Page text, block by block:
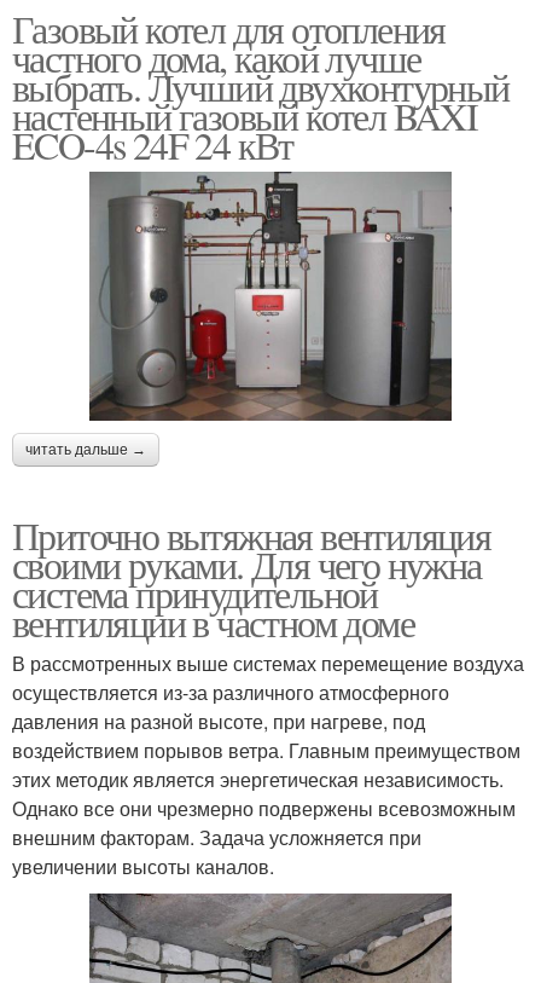
Газовый котел для отопления
частного дома, какой лучше
выбрать. Лучший двухконтурный
настенный газовый котел BAXI
ECO-4s 24F 24 кВт
читать дальше →
Приточно вытяжная вентиляция
своими руками. Для чего нужна
система принудительной
вентиляции в частном доме
В рассмотренных выше системах перемещение воздуха
осуществляется из-за различного атмосферного
давления на разной высоте, при нагреве, под
воздействием порывов ветра. Главным преимуществом
этих методик является энергетическая независимость.
Однако все они чрезмерно подвержены всевозможным
внешним факторам. Задача усложняется при
увеличении высоты каналов.